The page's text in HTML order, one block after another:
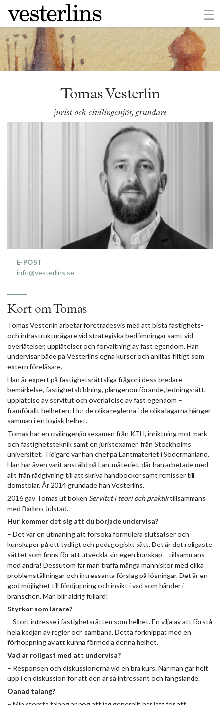
☰
×
Tomas Vesterlin
jurist och civilingenjör, grundare
E-POST
info@vesterlins.se
Kort om Tomas
Tomas Vesterlin arbetar företrädesvis med att bistå fastighets-
och infrastrukturägare vid strategiska bedömningar samt vid
överlåtelser, upplåtelser och förvaltning av fast egendom. Han
undervisar både på Vesterlins egna kurser och anlitas flitigt som
extern föreläsare.
Han är expert på fastighetsrättsliga frågor i dess bredare
bemärkelse, fastighetsbildning, plangenomförande, ledningsrätt,
upplåtelse av servitut och överlåtelse av fast egendom ­­–
framförallt helheten: Hur de olika reglerna i de olika lagarna hänger
samman i en logisk helhet.
Tomas har en civilingenjörsexamen från KTH, inriktning mot mark-
och fastighetsteknik samt en juristexamen från Stockholms
universitet. Tidigare var han chef på Lantmäteriet i Södermanland.
Han har även varit anställd på Lantmäteriet, där han arbetade med
allt från rådgivning till att skriva handböcker samt remisser till
domstolar. År 2014 grundade han Vesterlins.
2016 gav Tomas ut boken Servitut i teori och praktiktillsammans
med Barbro Julstad.
Hur kommer det sig att du började undervisa?
– Det var en utmaning att försöka formulera slutsatser och
kunskaper på ett tydligt och pedagogiskt sätt. Det är det roligaste
sättet som finns för att utveckla sin egen kunskap – tillsammans
med andra! Dessutom får man träffa många människor med olika
problemställningar och intressanta förslag på lösningar. Det är en
god möjlighet till fördjupning och insikt i vad som händer i
branschen. Man blir aldrig fullärd!
Styrkor som lärare?
– Stort intresse i fastighetsrätten som helhet. En vilja av att förstå
hela kedjan av regler och samband. Detta förknippat med en
förhoppning av att kunna förmedla denna helhet.
Vad är roligast med att undervisa?
– Responsen och diskussionerna vid en bra kurs. När man går helt
upp i en diskussion för att den är så intressant och fängslande.
Oanad talang?